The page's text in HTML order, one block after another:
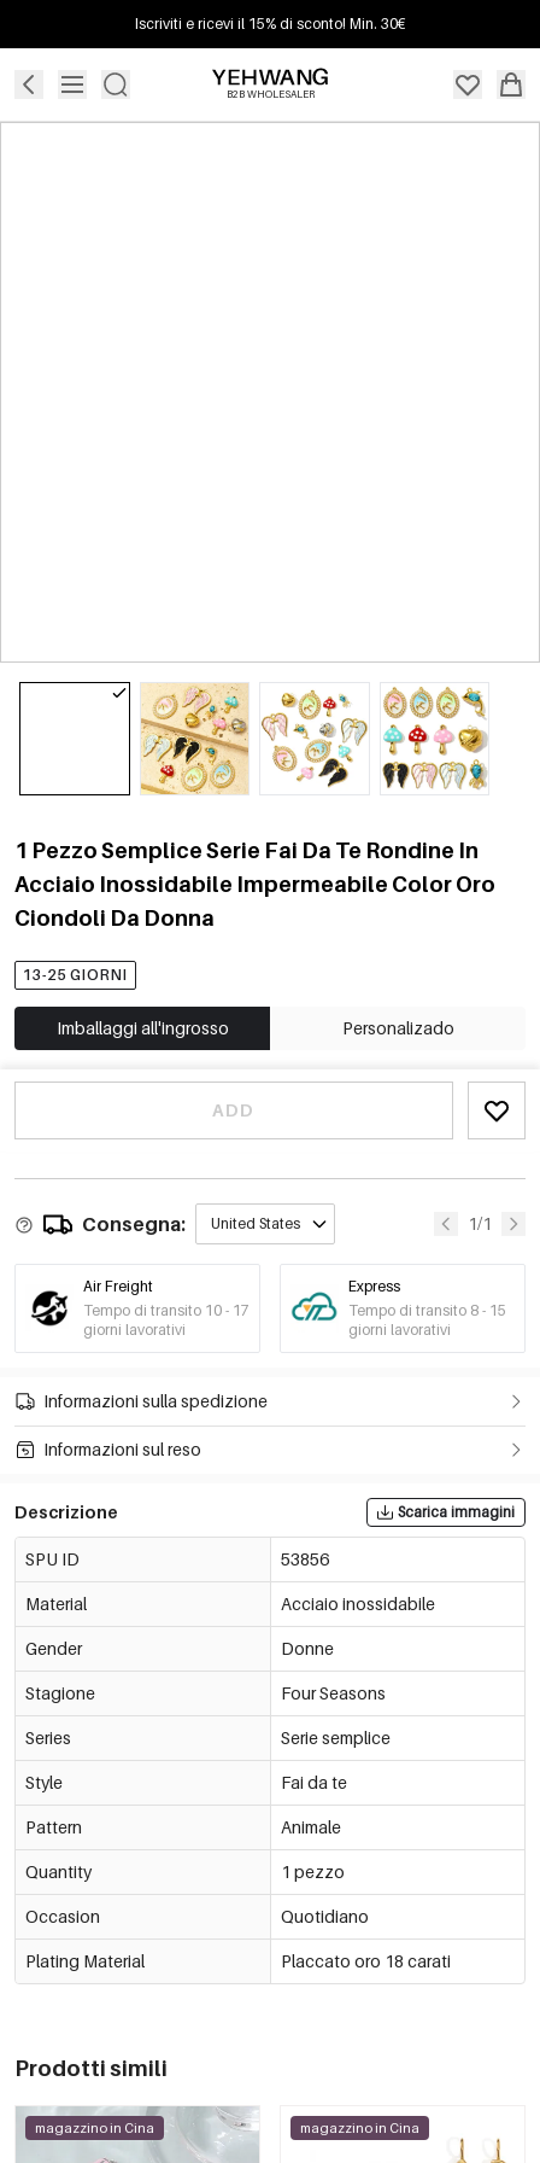
Iscriviti e ricevi il 15% di sconto! Min. 30€
B2B WHOLESALER
1 Pezzo Semplice Serie Fai Da Te Rondine In
Acciaio Inossidabile Impermeabile Color Oro
Ciondoli Da Donna
13-25 GIORNI
Imballaggi all'ingrosso Personalizado
ADD
Consegna: United States 1/1
Air Freight
Tempo di transito 10 - 17
giorni lavorativi
Express
Tempo di transito 8 - 15
giorni lavorativi
Informazioni sulla spedizione
Informazioni sul reso
Descrizione Scarica immagini
SPU ID 53856
Material Acciaio inossidabile
Gender Donne
Stagione Four Seasons
Series Serie semplice
Style Fai da te
Pattern Animale
Quantity 1 pezzo
Occasion Quotidiano
Plating Material Placcato oro 18 carati
Prodotti simili
magazzino in Cina magazzino in Cina